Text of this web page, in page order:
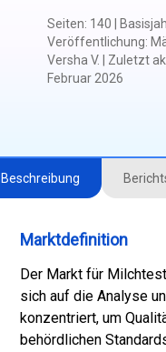
Seiten: 140
Veröffentlichung:
Versha V.
Zuletzt
Februar 2026
Beschreibung
Marktdefinition
Der Markt für
sich auf die Analyse
konzentriert, um
behördlichen